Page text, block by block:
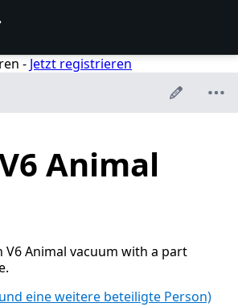
- Jetzt registrieren
Animal
V6 Animal vacuum with a part
eine weitere beteiligte Person)